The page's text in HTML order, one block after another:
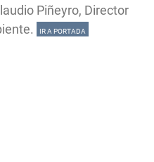
Piñeyro, Director
IR A PORTADA